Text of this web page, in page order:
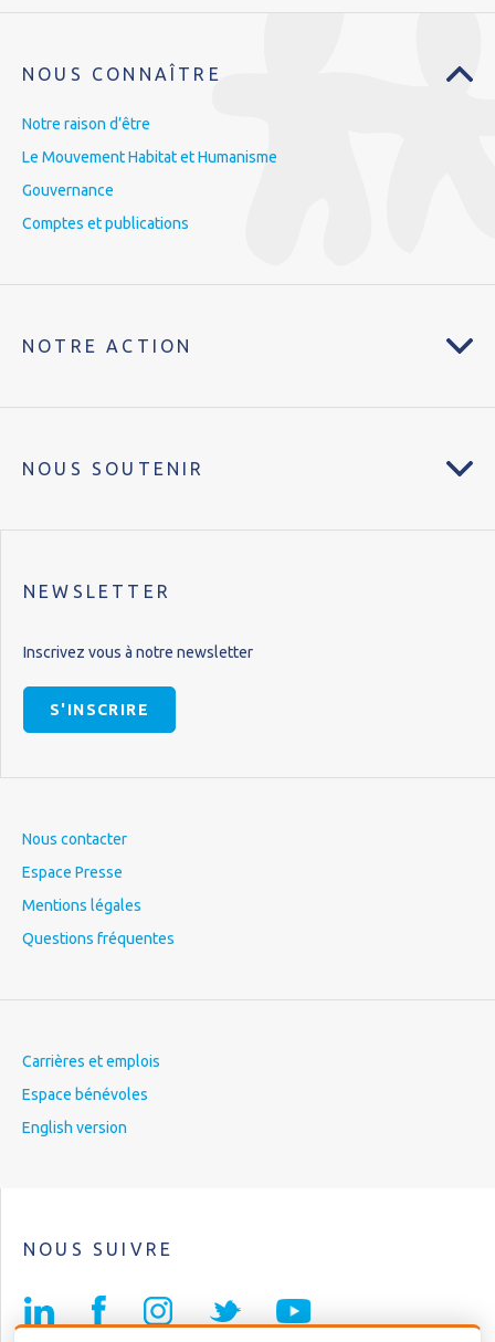
NOUS CONNAÎTRE
Notre raison d’être
Le Mouvement Habitat et Humanisme
Gouvernance
Comptes et publications
NOTRE ACTION
NOUS SOUTENIR
NEWSLETTER
Inscrivez vous à notre newsletter
S'INSCRIRE
Nous contacter
Espace Presse
Mentions légales
Questions fréquentes
Carrières et emplois
Espace bénévoles
English version
NOUS SUIVRE